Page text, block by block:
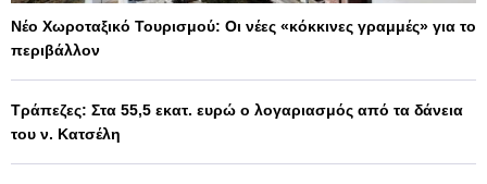
Νέο Χωροταξικό Τουρισμού: Οι νέες «κόκκινες γραμμές» για το
περιβάλλον
Τράπεζες: Στα 55,5 εκατ. ευρώ ο λογαριασμός από τα δάνεια
του ν. Κατσέλη